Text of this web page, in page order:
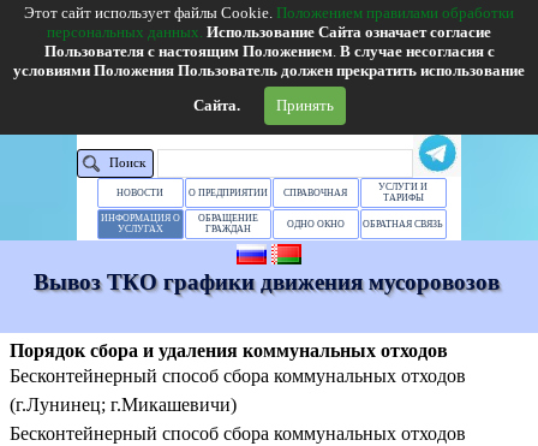
Этот сайт использует файлы Cookie. Положением правилами обработки
персональных данных. Использование Сайта означает согласие
Пользователя с настоящим Положением. В случае несогласия с
условиями Положения Пользователь должен прекратить использование
Сайта.
Принять
Поиск
Л у н и н е ц к о е Ж К Х
г.Лунинец, ул.Баженовой, 4Email:lncjkh@lnc.bujkh.by телефон:(801647)2-27-
51, факс:(801647) 2-27-07Телефоны: ЕКОЦ - 115, горячая линия 6-26-72,
абонентский отдел г.Лунинец - 6-42-54,паспортный стол г.Лунинец - 6-43-86,
бонентский отдел г.Микашевичи - 6-07-51,
2-78-00
НОВОСТИ О ПРЕДПРИЯТИИ СПРАВОЧНАЯ
УСЛУГИ И
ТАРИФЫ
ИНФОРМАЦИЯ О
УСЛУГАХ
ОБРАЩЕНИЕ
ГРАЖДАН
ОДНО ОКНО ОБРАТНАЯ СВЯЗЬ
Вывоз ТКО графики движения мусоровозов
Порядок сбора и удаления коммунальных отходов
Бесконтейнерный способ сбора коммунальных отходов
(г.Лунинец; г.Микашевичи)
Бесконтейнерный способ сбора коммунальных отходов